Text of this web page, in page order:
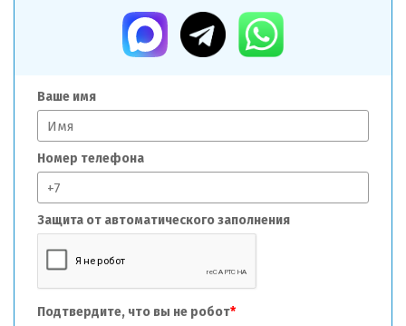
Ваше имя
Номер телефона
Защита от автоматического заполнения
Подтвердите, что вы не робот*